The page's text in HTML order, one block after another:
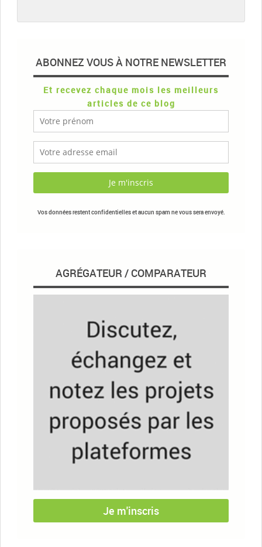
ABONNEZ VOUS À NOTRE NEWSLETTER
Et recevez chaque mois les meilleurs
articles de ce blog
Vos données restent confidentielles et aucun spam ne vous sera envoyé.
AGRÉGATEUR / COMPARATEUR
Je m'inscris